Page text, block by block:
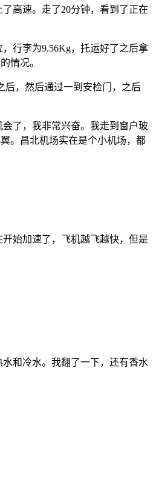
高速。走了20分钟，看到了正在
行李为9.56Kg，托运好了之后拿
情况。
后，然后通过一到安检门，之后
了，我非常兴奋。我走到窗户玻
。昌北机场实在是个小机场，都
始加速了，飞机越飞越快，但是
和冷水。我翻了一下，还有香水